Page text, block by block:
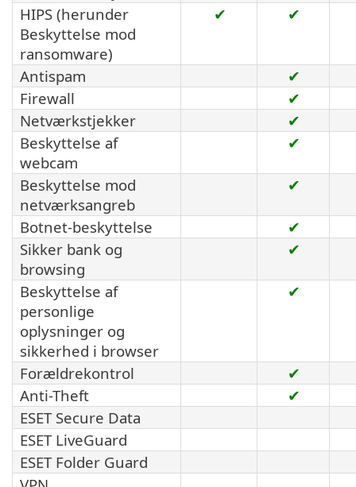
HIPS (herunder
Beskyttelse mod
ransomware)
✔ ✔
Antispam
✔
Firewall
✔
Netværkstjekker
✔
Beskyttelse af
webcam
✔
Beskyttelse mod
netværksangreb
✔
Botnet-beskyttelse
✔
Sikker bank og
browsing
✔
Beskyttelse af
personlige
oplysninger og
sikkerhed i browser
✔
Forældrekontrol
✔
Anti-Theft
✔
ESET Secure Data
ESET LiveGuard
ESET Folder Guard